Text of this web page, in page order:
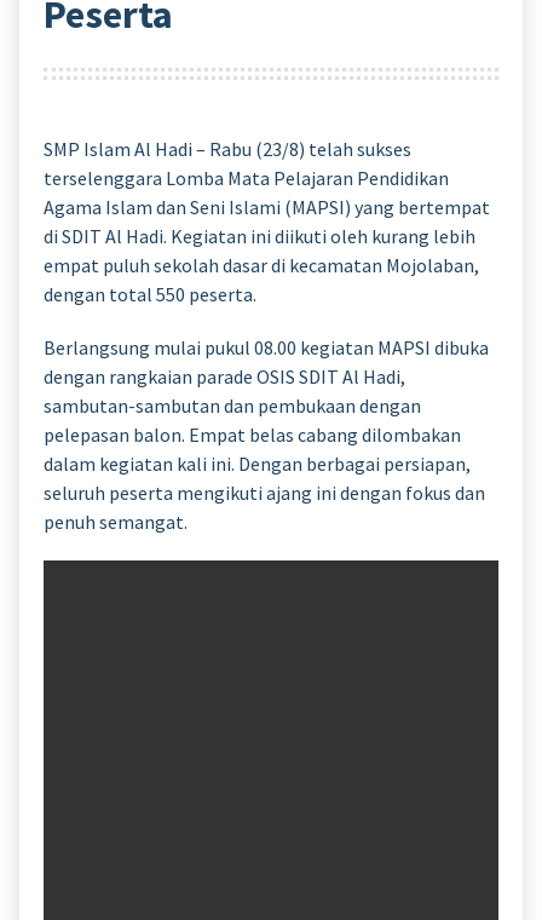
Peserta
SMP Islam Al Hadi – Rabu (23/8) telah sukses
terselenggara Lomba Mata Pelajaran Pendidikan
Agama Islam dan Seni Islami (MAPSI) yang bertempat
di SDIT Al Hadi. Kegiatan ini diikuti oleh kurang lebih
empat puluh sekolah dasar di kecamatan Mojolaban,
dengan total 550 peserta.
Berlangsung mulai pukul 08.00 kegiatan MAPSI dibuka
dengan rangkaian parade OSIS SDIT Al Hadi,
sambutan-sambutan dan pembukaan dengan
pelepasan balon. Empat belas cabang dilombakan
dalam kegiatan kali ini. Dengan berbagai persiapan,
seluruh peserta mengikuti ajang ini dengan fokus dan
penuh semangat.